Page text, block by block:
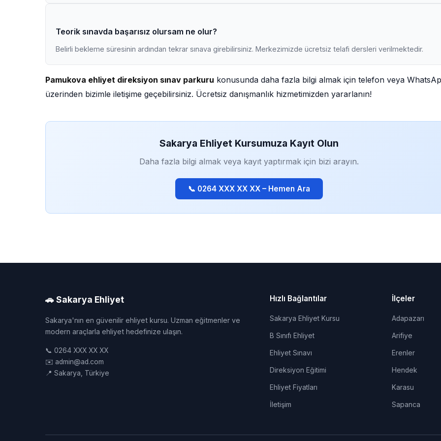
Teorik sınavda başarısız olursam ne olur?
Belirli bekleme süresinin ardından tekrar sınava girebilirsiniz. Merkezimizde ücretsiz telafi dersleri verilmektedir.
Pamukova ehliyet direksiyon sınav parkuru konusunda daha fazla bilgi almak için telefon veya
üzerinden bizimle iletişime geçebilirsiniz. Ücretsiz danışmanlık hizmetimizden yararlanın!
Sakarya Ehliyet Kursumuza Kayıt Olun
Daha fazla bilgi almak veya kayıt yaptırmak için bizi arayın.
📞 0264 XXX XX XX – Hemen Ara
🚗 Sakarya Ehliyet
Sakarya'nın en güvenilir ehliyet kursu. Uzman eğitmenler ve
modern araçlarla ehliyet hedefinize ulaşın.
📞 0264 XXX XX XX
✉️ admin@ad.com
📍 Sakarya, Türkiye
Hızlı Bağlantılar
Sakarya Ehliyet Kursu
B Sınıfı Ehliyet
Ehliyet Sınavı
Direksiyon Eğitimi
Ehliyet Fiyatları
İletişim
İlçeler
Adapazarı
Arifiye
Erenler
Hendek
Karasu
Sapanca